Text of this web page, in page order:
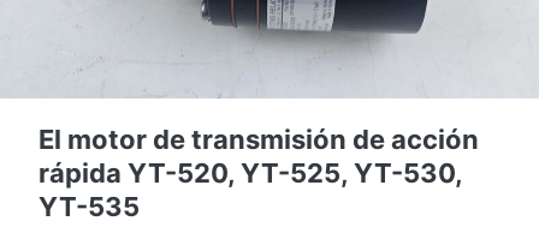
El motor de transmisión de acción
rápida YT-520, YT-525, YT-530,
YT-535